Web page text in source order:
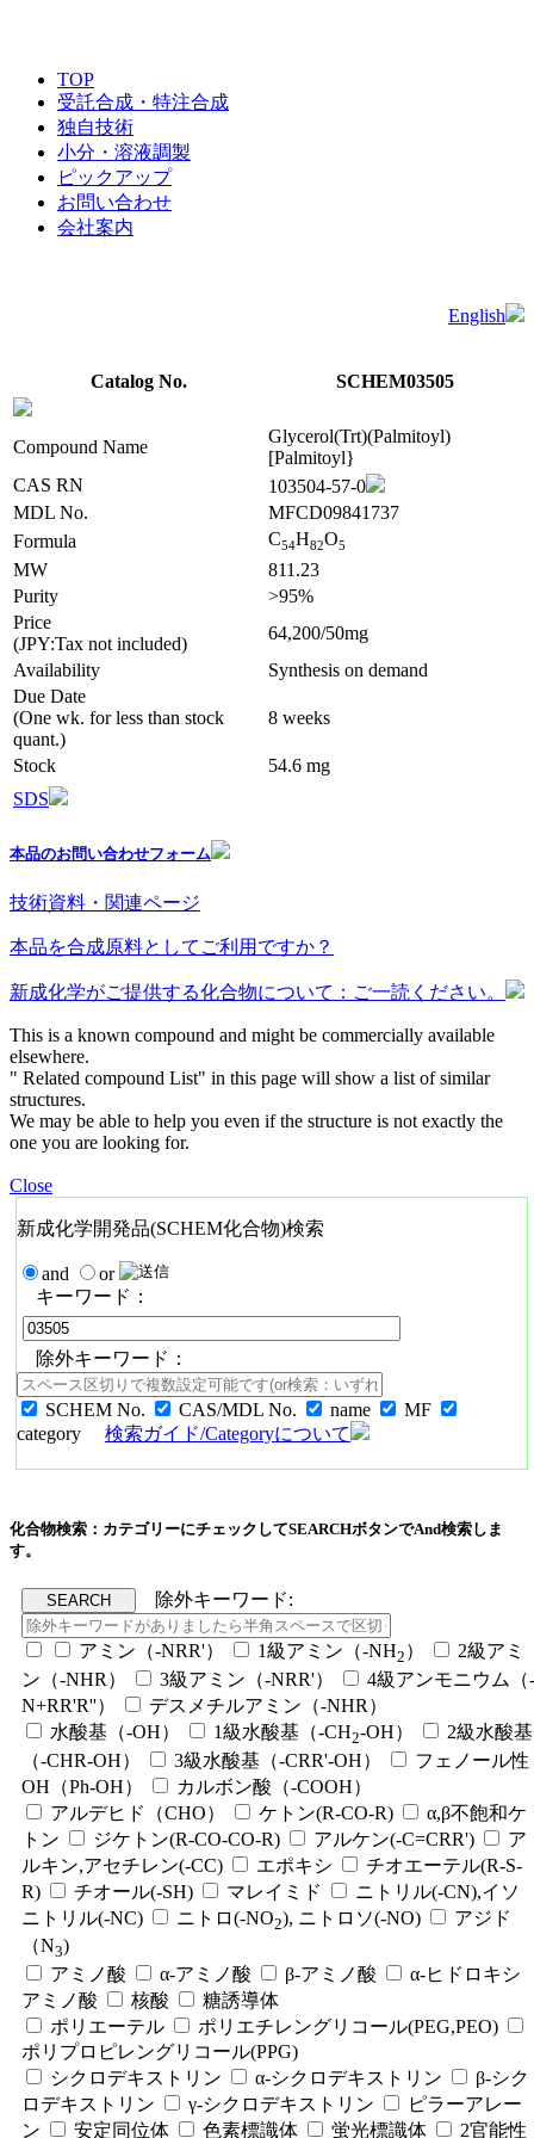
TOP
受託合成・特注合成
独自技術
小分・溶液調製
ピックアップ
お問い合わせ
会社案内
English
Catalog No. SCHEM03505
Compound Name
Glycerol(Trt)(Palmitoyl)
[Palmitoyl}
CAS RN
103504-57-0
MDL No.
MFCD09841737
Formula
C54H82O5
MW
811.23
Purity
>95%
Price
(JPY:Tax not included)
64,200/50mg
Availability
Synthesis on demand
Due Date
(One wk. for less than stock
quant.)
8 weeks
Stock
54.6 mg
SDS
本品のお問い合わせフォーム
技術資料・関連ページ
本品を合成原料としてご利用ですか？
新成化学がご提供する化合物について：ご一読ください。
This is a known compound and might be commercially available
elsewhere.
" Related compound List" in this page will show a list of similar
structures.
We may be able to help you even if the structure is not exactly the
one you are looking for.
Close
新成化学開発品(SCHEM化合物)検索
and
or
キーワード：
除外キーワード：
SCHEM No. CAS/MDL No. name
MF
category
検索ガイド/Categoryについて
化合物検索：カテゴリーにチェックしてSEARCHボタンでAnd検索しま
す。
除外キーワード:
アミン（-NRR'） 1級アミン（-NH2 ）
2級アミ
ン（-NHR）
3級アミン（-NRR'）
4級アンモニウム（-
N+RR'R''）
デスメチルアミン（-NHR）
水酸基（-OH）
1級水酸基（-CH2-OH）
2級水酸基
（-CHR-OH）
3級水酸基（-CRR'-OH）
フェノール性
OH（Ph-OH）
カルボン酸（-COOH）
アルデヒド（CHO）
ケトン(R-CO-R)
α,β不飽和ケ
トン
ジケトン(R-CO-CO-R) アルケン(-C=CRR')
ア
ルキン,アセチレン(-CC)
エポキシ
チオエーテル(R-S-
R)
チオール(-SH) マレイミド
ニトリル(-CN),イソ
ニトリル(-NC)
ニトロ(-NO2), ニトロソ(-NO)
アジド
（N3)
アミノ酸
α-アミノ酸 β-アミノ酸
α-ヒドロキシ
アミノ酸
核酸
糖誘導体
ポリエーテル
ポリエチレングリコール(PEG,PEO)
ポリプロピレングリコール(PPG)
シクロデキストリン
α-シクロデキストリン
β-シク
ロデキストリン
γ-シクロデキストリン
ピラーアレー
ン
安定同位体 色素標識体 蛍光標識体 2官能性